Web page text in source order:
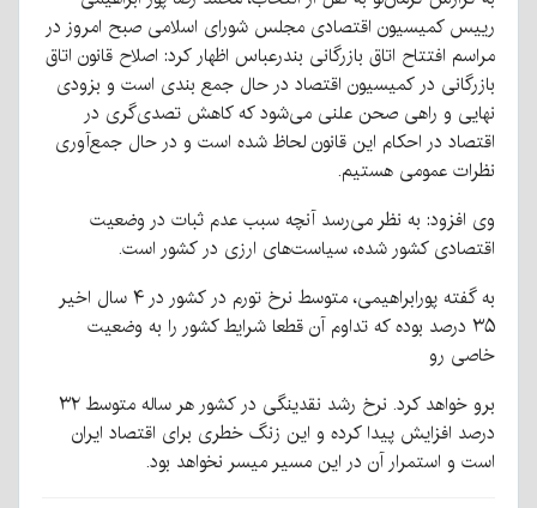
رییس کمیسیون اقتصادی مجلس شورای اسلامی صبح امروز در
مراسم افتتاح اتاق بازرگانی بندرعباس اظهار کرد: اصلاح قانون اتاق
بازرگانی در کمیسیون اقتصاد در حال جمع بندی است و بزودی
نهایی و راهی صحن علنی می‌شود که کاهش تصدی‌گری در
اقتصاد در احکام این قانون لحاظ شده است و در حال جمع‌آوری
نظرات عمومی هستیم.
وی افزود: به نظر می‌رسد آنچه سبب عدم ثبات در وضعیت
اقتصادی کشور شده، سیاست‌های ارزی در کشور است.
به گفته پورابراهیمی، متوسط نرخ تورم در کشور در ۴ سال اخیر
۳۵ درصد بوده که تداوم آن قطعا شرایط کشور را به وضعیت
خاصی رو
برو خواهد کرد. نرخ رشد نقدینگی در کشور هر ساله متوسط ۳۲
درصد افزایش پیدا کرده و این زنگ خطری برای اقتصاد ایران
است و استمرار آن در این مسیر میسر نخواهد بود.